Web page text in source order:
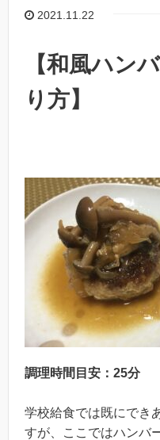
2021.11.22
【和風ハン
り方】
調理時間目安：25分
学校給食では既にでき
すが、ここではハンバ